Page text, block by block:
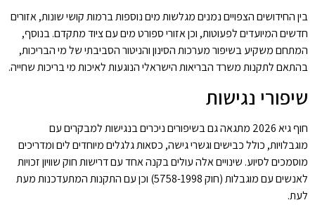
בין החידושים הצפויים נמנים מגלשות מים נוספות ברמות קושי שונות, אזורים
חדשים המיועדים לפעוטות, וכן אזורי ספורט מים עם ציוד מתקדם. בנוסף,
המתחם משקיע בשיפור מערכות הסינון והניטור הסביבתי של מי הבריכות,
בהתאם לתקנות משרד הבריאות הישראלי הנוגעות לאיכות מי בריכות שחייה.
שיפורי נגישות
חוף גיא 2026 מתגאה גם בשיפורים ניכרים בנגישות למבקרים עם
מוגבלויות, כולל כבישים וגשרי גישה, כסאות גלגלים מיוחדים לים ומדריכים
מוסמכים לסיוע. שינויים אלה עולים בקנה אחד עם דרישות חוק שוויון זכויות
לאנשים עם מוגבלות (חוק 5758-1998) וכן עם התקנות המתעדכנות מעת
לעת.